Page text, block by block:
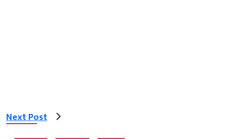
Next Post